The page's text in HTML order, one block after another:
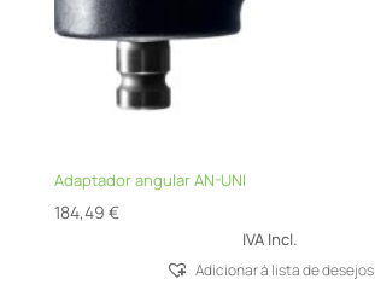
Adaptador angular AN-UNI
184,49 €
IVA Incl.
Adicionar á lista de desejos